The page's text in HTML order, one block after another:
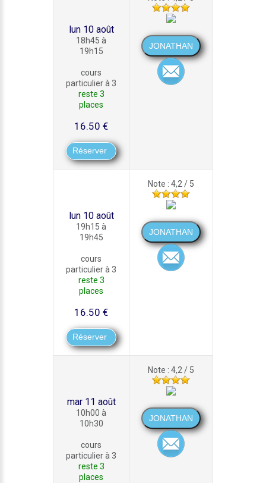
lun 10 août
18h45 à
19h15
cours
particulier à 3
reste 3
places
16.50 €
lun 10 août
19h15 à
19h45
cours
particulier à 3
reste 3
places
16.50 €
Note : 4,2 / 5
mar 11 août
10h00 à
10h30
cours
particulier à 3
reste 3
places
Note : 4,2 / 5